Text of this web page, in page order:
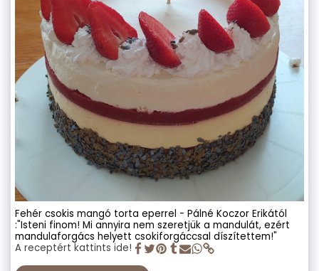
Fehér csokis mangó torta eperrel - Pálné Koczor Erikától
:"Isteni finom! Mi annyira nem szeretjük a mandulát, ezért
mandulaforgács helyett csokiforgáccsal díszítettem!"
A receptért kattints ide!